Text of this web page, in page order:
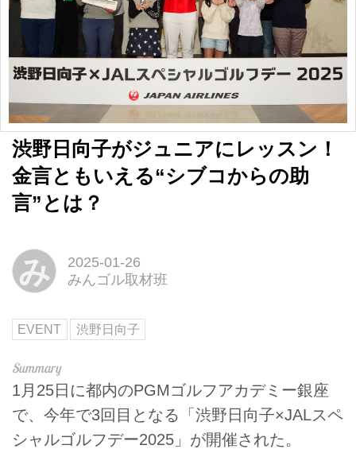
渋野日向子がジュニアにレッスン！
金言ともいえる“シブコからの助
言”とは？
み
2025-01-26
みんゴル取材班
EVENT 渋野日向子
1⽉25⽇に都内のPGMゴルフアカデミー銀座
で、今年で3回目となる「渋野⽇向⼦×JALスペ
シャルゴルフデー2025」が開催された。